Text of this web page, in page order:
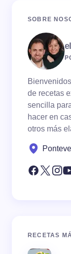
SOBRE
de recetas
sencilla
hacer en
otros más
RECETAS